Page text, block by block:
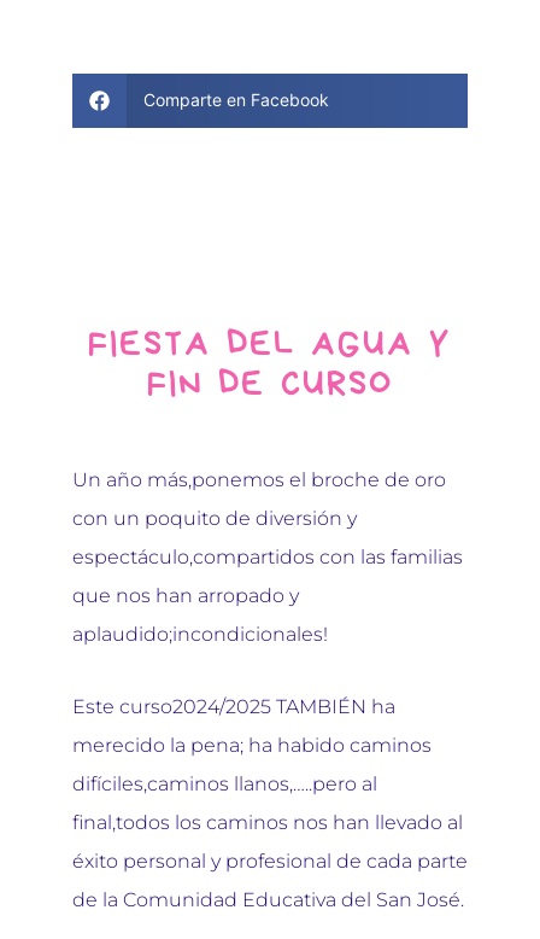
Comparte en Facebook
FIESTA DEL AGUA Y
FIN DE CURSO
Un año más,ponemos el broche de oro
con un poquito de diversión y
espectáculo,compartidos con las familias
que nos han arropado y
aplaudido;incondicionales!
Este curso2024/2025 TAMBIÉN ha
merecido la pena; ha habido caminos
difíciles,caminos llanos,…..pero al
final,todos los caminos nos han llevado al
éxito personal y profesional de cada parte
de la Comunidad Educativa del San José.